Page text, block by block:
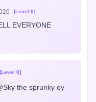
[Level 0]
EVERYONE
[Level 0]
the sprunky oy